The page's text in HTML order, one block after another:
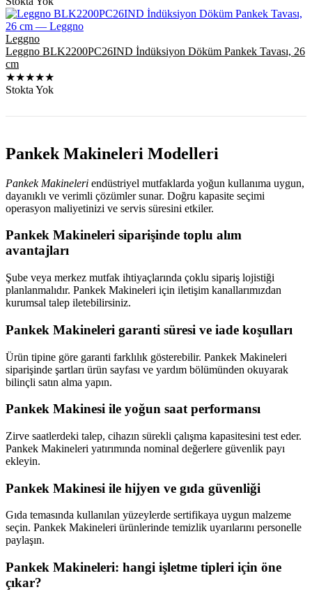
Leggno
Leggno BLK2200PC26IND İndüksiyon Döküm Pankek Tavası, 26
cm
★★★★★
Stokta Yok
Pankek Makineleri Modelleri
Pankek Makineleri endüstriyel mutfaklarda yoğun kullanıma uygun,
dayanıklı ve verimli çözümler sunar. Doğru kapasite seçimi
operasyon maliyetinizi ve servis süresini etkiler.
Pankek Makineleri siparişinde toplu alım
avantajları
Şube veya merkez mutfak ihtiyaçlarında çoklu sipariş lojistiği
planlanmalıdır. Pankek Makineleri için iletişim kanallarımızdan
kurumsal talep iletebilirsiniz.
Pankek Makineleri garanti süresi ve iade koşulları
Ürün tipine göre garanti farklılık gösterebilir. Pankek Makineleri
siparişinde şartları ürün sayfası ve yardım bölümünden okuyarak
bilinçli satın alma yapın.
Pankek Makinesi ile yoğun saat performansı
Zirve saatlerdeki talep, cihazın sürekli çalışma kapasitesini test eder.
Pankek Makineleri yatırımında nominal değerlere güvenlik payı
ekleyin.
Pankek Makinesi ile hijyen ve gıda güvenliği
Gıda temasında kullanılan yüzeylerde sertifikaya uygun malzeme
seçin. Pankek Makineleri ürünlerinde temizlik uyarılarını personelle
paylaşın.
Pankek Makineleri: hangi işletme tipleri için öne
çıkar?